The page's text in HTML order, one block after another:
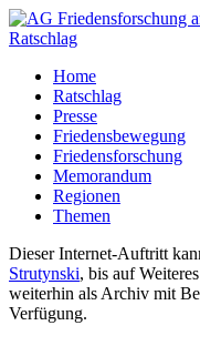
Home
Ratschlag
Presse
Friedensbewegung
Friedensforschung
Memorandum
Regionen
Themen
Dieser Internet-Auftritt
Strutynski, bis auf
weiterhin als Archiv mit
Verfügung.